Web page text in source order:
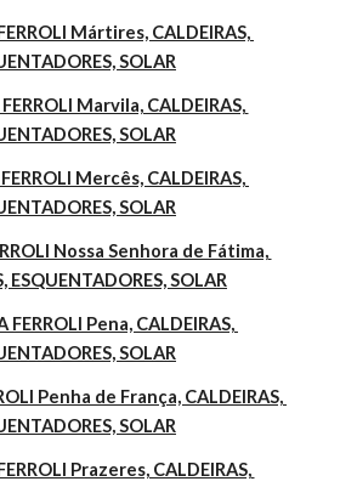
Mártires, CALDEIRAS,
SOLAR
Marvila, CALDEIRAS,
SOLAR
Mercês, CALDEIRAS,
SOLAR
Nossa Senhora de Fátima,
ESQUENTADORES, SOLAR
FERROLI Pena, CALDEIRAS,
SOLAR
Penha de França, CALDEIRAS,
SOLAR
Prazeres, CALDEIRAS,